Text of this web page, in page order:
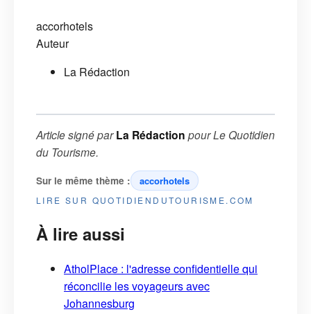
accorhotels
Auteur
La Rédaction
Article signé parLa Rédaction pourLe Quotidien
du Tourisme.
Sur le même thème : accorhotels
LIRE SUR QUOTIDIENDUTOURISME.COM
À lire aussi
AtholPlace : l'adresse confidentielle qui
réconcilie les voyageurs avec
Johannesburg